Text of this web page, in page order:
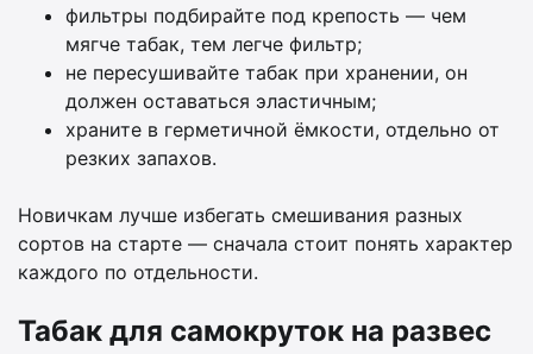
фильтры подбирайте под крепость — чем
мягче табак, тем легче фильтр;
не пересушивайте табак при хранении, он
должен оставаться эластичным;
храните в герметичной ёмкости, отдельно от
резких запахов.
Новичкам лучше избегать смешивания разных
сортов на старте — сначала стоит понять характер
каждого по отдельности.
Табак для самокруток на развес